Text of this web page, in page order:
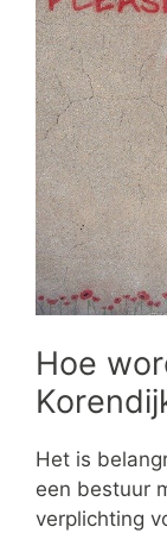
Hoe
Het is
een bestuur
verplichting